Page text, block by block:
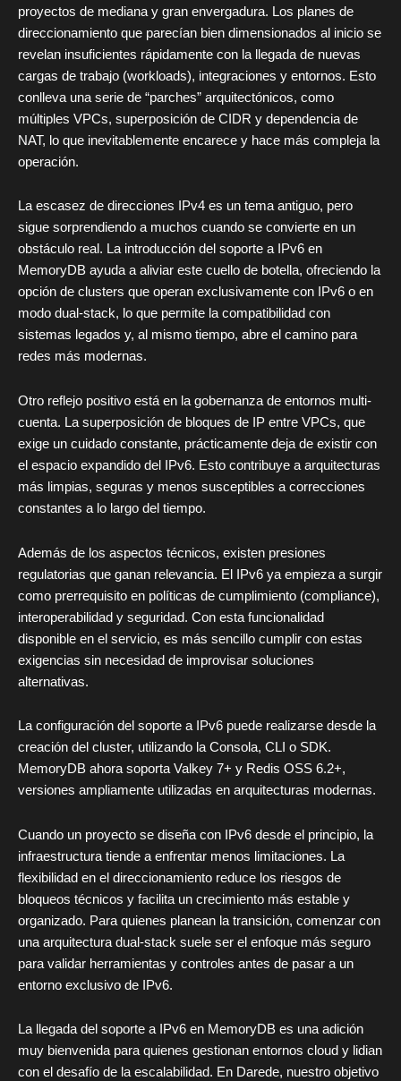
proyectos de mediana y gran envergadura. Los planes de
direccionamiento que parecían bien dimensionados al inicio se
revelan insuficientes rápidamente con la llegada de nuevas
cargas de trabajo (workloads), integraciones y entornos. Esto
conlleva una serie de “parches” arquitectónicos, como
múltiples VPCs, superposición de CIDR y dependencia de
NAT, lo que inevitablemente encarece y hace más compleja la
operación.
La escasez de direcciones IPv4 es un tema antiguo, pero
sigue sorprendiendo a muchos cuando se convierte en un
obstáculo real. La introducción del soporte a IPv6 en
MemoryDB ayuda a aliviar este cuello de botella, ofreciendo la
opción de clusters que operan exclusivamente con IPv6 o en
modo dual-stack, lo que permite la compatibilidad con
sistemas legados y, al mismo tiempo, abre el camino para
redes más modernas.
Otro reflejo positivo está en la gobernanza de entornos multi-
cuenta. La superposición de bloques de IP entre VPCs, que
exige un cuidado constante, prácticamente deja de existir con
el espacio expandido del IPv6. Esto contribuye a arquitecturas
más limpias, seguras y menos susceptibles a correcciones
constantes a lo largo del tiempo.
Además de los aspectos técnicos, existen presiones
regulatorias que ganan relevancia. El IPv6 ya empieza a surgir
como prerrequisito en políticas de cumplimiento (compliance),
interoperabilidad y seguridad. Con esta funcionalidad
disponible en el servicio, es más sencillo cumplir con estas
exigencias sin necesidad de improvisar soluciones
alternativas.
La configuración del soporte a IPv6 puede realizarse desde la
creación del cluster, utilizando la Consola, CLI o SDK.
MemoryDB ahora soporta Valkey 7+ y Redis OSS 6.2+,
versiones ampliamente utilizadas en arquitecturas modernas.
Cuando un proyecto se diseña con IPv6 desde el principio, la
infraestructura tiende a enfrentar menos limitaciones. La
flexibilidad en el direccionamiento reduce los riesgos de
bloqueos técnicos y facilita un crecimiento más estable y
organizado. Para quienes planean la transición, comenzar con
una arquitectura dual-stack suele ser el enfoque más seguro
para validar herramientas y controles antes de pasar a un
entorno exclusivo de IPv6.
La llegada del soporte a IPv6 en MemoryDB es una adición
muy bienvenida para quienes gestionan entornos cloud y lidian
con el desafío de la escalabilidad. En Darede, nuestro objetivo